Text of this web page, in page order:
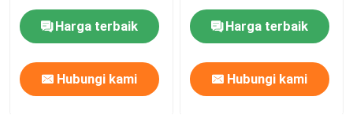
H
Harga terbaik
Hubungi kami
Harga terbaik
Hubungi kami